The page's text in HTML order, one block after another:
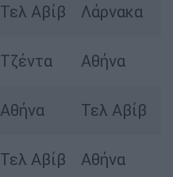
Τελ Αβίβ Λάρνακα
Τζέντα Αθήνα
Αθήνα Τελ Αβίβ
Τελ Αβίβ Αθήνα